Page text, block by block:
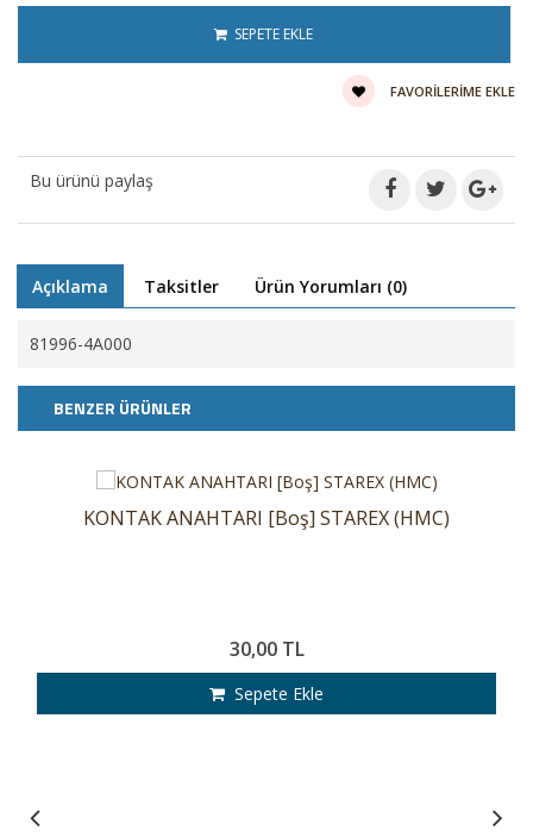
SEPETE EKLE
FAVORILERIME EKLE
Bu ürünü paylaş
Açıklama Taksitler Ürün Yorumları (0)
81996-4A000
BENZER ÜRÜNLER
KONTAK ANAHTARI [Boş] STAREX (HMC)
30,00 TL
Sepete Ekle